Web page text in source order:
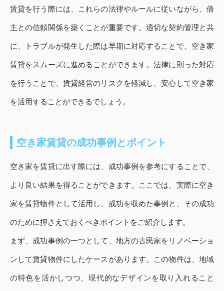
賃貸を行う際には、これらの法律やルールに従いながら、借
主との信頼関係を築くことが重要です。適切な契約管理と共
に、トラブルが発生した際は早期に対応することで、空き家
賃貸をスムーズに進めることができます。法律に則った対応
を行うことで、賃貸経営のリスクを軽減し、安心して空き家
を活用することができるでしょう。
空き家賃貸の成功事例とポイント
空き家を賃貸に出す際には、成功事例を参考にすることで、
より良い結果を得ることができます。ここでは、実際に空き
家を賃貸物件として活用し、成功を収めた事例と、その成功
のために押さえておくべきポイントをご紹介します。
まず、成功事例の一つとして、地方の古民家をリノベーショ
ンして賃貸物件にしたケースがあります。この物件は、地域
の特色を活かしつつ、現代的なデザインを取り入れること